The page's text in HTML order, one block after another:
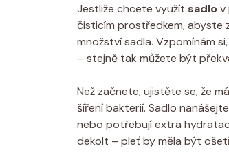
Jestliže chcete využít sadlov
čisticím prostředkem, abyste
množství sadla. Vzpomínám
– stejně tak můžete být
Než začnete, ujistěte se, že
šíření bakterií. Sadlo
nebo potřebují extra
dekolt – pleť by měla být